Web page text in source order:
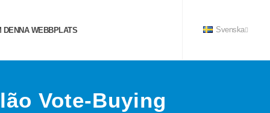
DENNA WEBBPLATS Svenska
Vote-Buying